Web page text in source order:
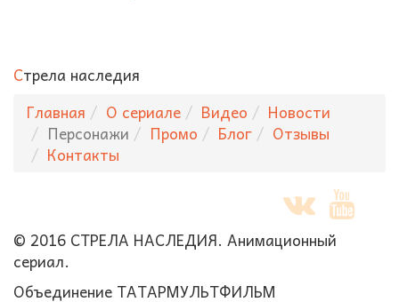
Стрела наследия
Главная
О сериале Видео
Новости
Персонажи
Промо Блог
Отзывы
Контакты
© 2016 СТРЕЛА НАСЛЕДИЯ. Анимационный
сериал.
Объединение ТАТАРМУЛЬТФИЛЬМ